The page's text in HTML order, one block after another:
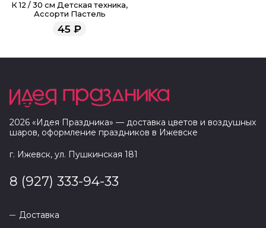
К 12 / 30 см Детская техника,
Ассорти Пастель
45 ₽
2026 «Идея Праздника» — доставка цветов и воздушных
шаров, оформление праздников в Ижевске
г. Ижевск, ул. Пушкинская 181
8 (927) 333-94-33
Доставка